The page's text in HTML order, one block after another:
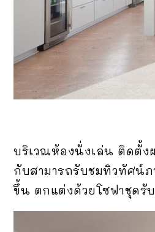
บริเวณห้องนั่งเล่น ติดตั้ง
กับสามารถรับชมทิวทัศน์
ขึ้น ตกแต่งด้วยโซฟาชุดรั